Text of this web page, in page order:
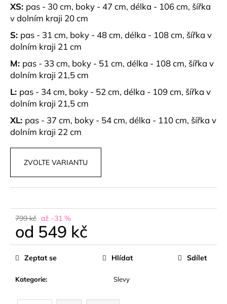
XS: pas - 30 cm, boky - 47 cm, délka - 106 cm, šířka
v dolním kraji 20 cm
S: pas - 31 cm, boky - 48 cm, délka - 108 cm, šířka v
dolním kraji 21 cm
M: pas - 33 cm, boky - 51 cm, délka - 108 cm, šířka v
dolním kraji 21,5 cm
L: pas - 34 cm, boky - 52 cm, délka - 109 cm, šířka v
dolním kraji 21,5 cm
XL: pas - 37 cm, boky - 54 cm, délka - 110 cm, šířka v
dolním kraji 22 cm
ZVOLTE VARIANTU
799 kč až –31 %
od 549 kč
Měrná
Kategorie: Slevy
Zeptat se Hlídat Sdílet
č
u
j
e
m
e
MIDI
ŠATY
BAVLNY
TARIAN